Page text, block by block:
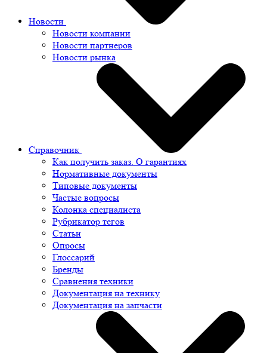
Новости
Новости компании
Новости партнеров
Новости рынка
Справочник
Как получить заказ. О гарантиях
Нормативные документы
Типовые документы
Частые вопросы
Колонка специалиста
Рубрикатор тегов
Статьи
Опросы
Глоссарий
Бренды
Сравнения техники
Документация на технику
Документация на запчасти